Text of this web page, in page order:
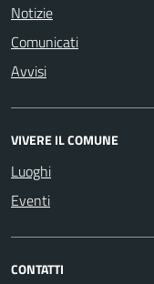
Notizie
Comunicati
Avvisi
VIVERE IL COMUNE
Luoghi
Eventi
CONTATTI